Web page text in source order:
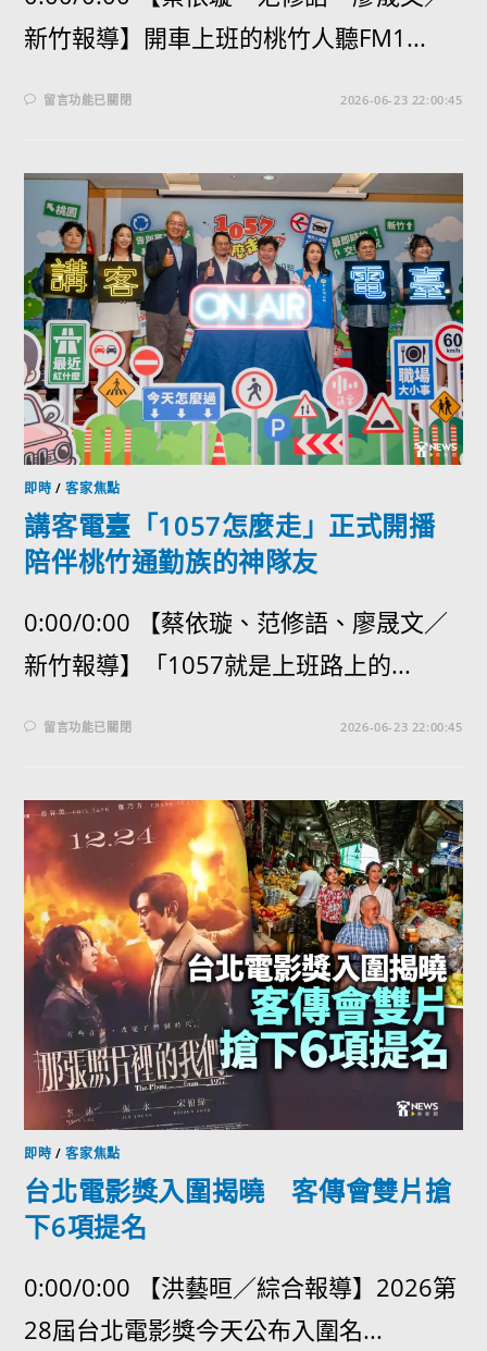
新竹報導】開車上班的桃竹人聽FM1...
留言功能已關閉 2026-06-23 22:00:45
即時 /客家焦點
講客電臺「1057怎麼走」正式開播
陪伴桃竹通勤族的神隊友
0:00/0:00 【蔡依璇、范修語、廖晟文／
新竹報導】「1057就是上班路上的...
留言功能已關閉 2026-06-23 22:00:45
即時 /客家焦點
台北電影獎入圍揭曉 客傳會雙片搶
下6項提名
0:00/0:00 【洪藝晅／綜合報導】2026第
28屆台北電影獎今天公布入圍名...